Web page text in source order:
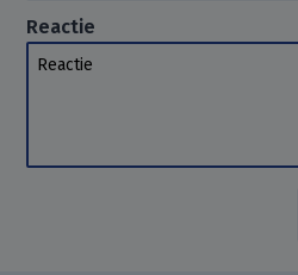
Reactie
Reactie